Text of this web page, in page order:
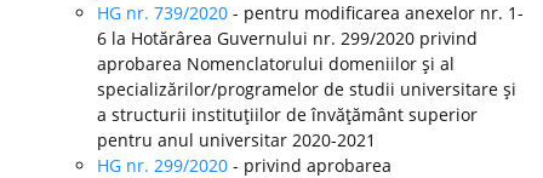
HG nr. 739/2020 - pentru modificarea anexelor nr. 1-
6 la Hotărârea Guvernului nr. 299/2020 privind
aprobarea Nomenclatorului domeniilor şi al
specializărilor/programelor de studii universitare şi
a structurii instituţiilor de învăţământ superior
pentru anul universitar 2020-2021
HG nr. 299/2020 - privind aprobarea